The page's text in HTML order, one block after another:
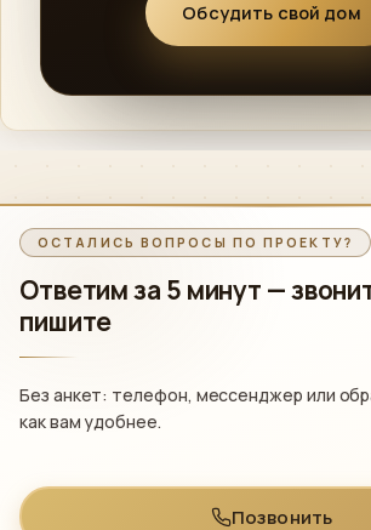
Обсудить свой дом
ОСТАЛИСЬ ВОПРОСЫ ПО ПРОЕКТУ?
Ответим за 5 минут —
пишите
Без анкет: телефон, мессенджер или
как вам удобнее.
Позвонить